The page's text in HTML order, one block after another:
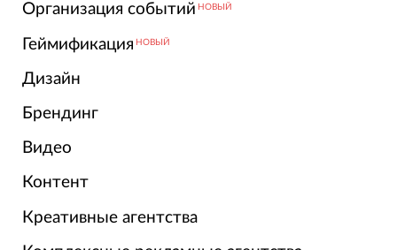
Организация событий НОВЫЙ
Геймификация НОВЫЙ
Дизайн
Брендинг
Видео
Контент
Креативные агентства